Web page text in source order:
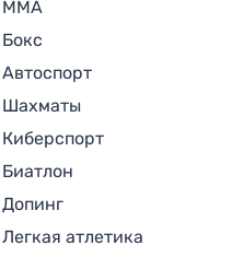
MMA
Бокс
Автоспорт
Шахматы
Киберспорт
Биатлон
Допинг
Легкая атлетика